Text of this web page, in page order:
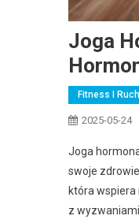
Joga
Fitness I Ruch
2025-05-24
Joga
swoje
która
z